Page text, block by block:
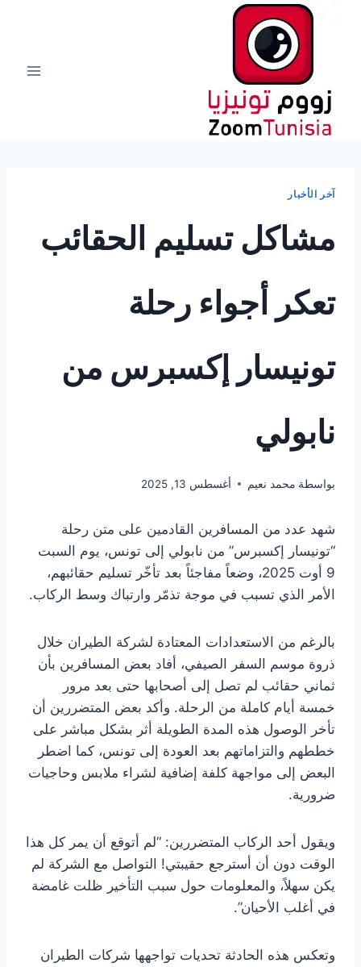
آخر الأخبار
مشاكل تسليم الحقائب
تعكر أجواء رحلة
تونيسار إكسبرس من
نابولي
بواسطة محمد نعيم أغسطس 13, 2025
شهد عدد من المسافرين القادمين على متن رحلة
“تونيسار إكسبرس” من نابولي إلى تونس، يوم السبت
9 أوت 2025، وضعاً مفاجئاً بعد تأخّر تسليم حقائبهم،
الأمر الذي تسبب في موجة تذمّر وارتباك وسط الركاب.
بالرغم من الاستعدادات المعتادة لشركة الطيران خلال
ذروة موسم السفر الصيفي، أفاد بعض المسافرين بأن
ثماني حقائب لم تصل إلى أصحابها حتى بعد مرور
خمسة أيام كاملة من الرحلة. وأكد بعض المتضررين أن
تأخر الوصول هذه المدة الطويلة أثر بشكل مباشر على
خططهم والتزاماتهم بعد العودة إلى تونس، كما اضطر
البعض إلى مواجهة كلفة إضافية لشراء ملابس وحاجيات
ضرورية.
ويقول أحد الركاب المتضررين: “لم أتوقع أن يمر كل هذا
الوقت دون أن أسترجع حقيبتي! التواصل مع الشركة لم
يكن سهلاً، والمعلومات حول سبب التأخير ظلت غامضة
في أغلب الأحيان”.
وتعكس هذه الحادثة تحديات تواجهها شركات الطيران